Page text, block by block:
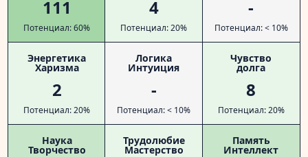
111
Потенциал: 60%
4
Потенциал: 20%
-
Потенциал: < 10%
Энергетика
Харизма
2
Потенциал: 20%
Логика
Интуиция
-
Потенциал: < 10%
Чувство
долга
8
Потенциал: 20%
Наука
Творчество
Трудолюбие
Мастерство
Память
Интеллект